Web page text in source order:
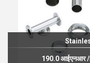
190.0 आईएनआर/